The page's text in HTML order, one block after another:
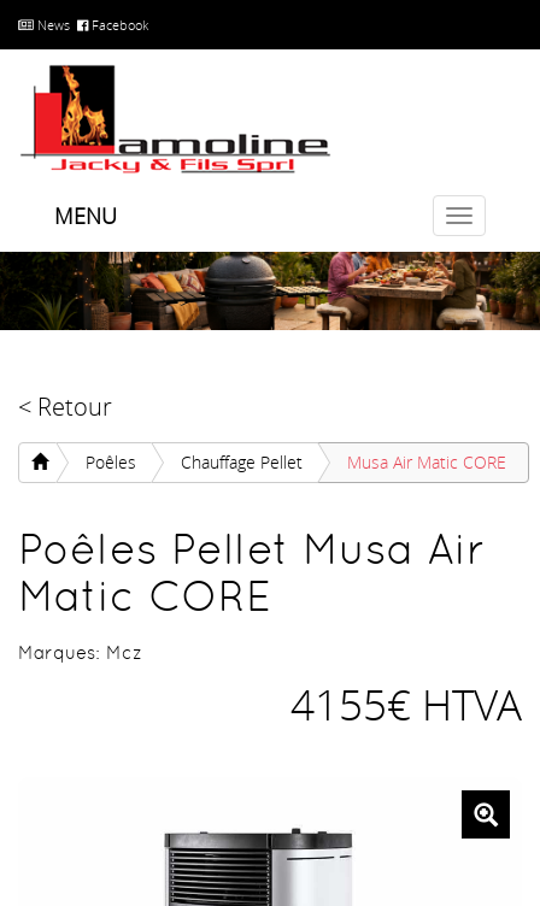
News Facebook
Toggle
MENU
< Retour
Poêles Chauffage Pellet Musa Air Matic CORE
Poêles Pellet Musa Air
Matic CORE
Marques: Mcz
4155€ HTVA